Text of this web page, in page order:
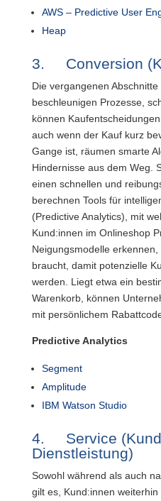
AWS – Predictive User
Heap
3. Conversion
Die vergangenen
beschleunigen Prozesse,
können
auch wenn der Kauf kurz
Gange ist, räumen smarte
Hindernisse aus dem Weg.
einen schnellen und
berechnen Tools für
(Predictive Analytics), mit
Kund:innen im Onlineshop
Neigungsmodelle
braucht, damit potenzielle
werden. Liegt etwa ein
Warenkorb, können
mit persönlichem
Predictive Analytics
Segment
Amplitude
IBM Watson Studio
4. Service
Dienstleistung)
Sowohl während als auch
gilt es, Kund:innen